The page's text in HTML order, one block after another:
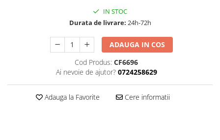
IN STOC
Durata de livrare: 24h-72h
ADAUGA IN COS
Cod Produs: CF6696
Ai nevoie de ajutor? 0724258629
Adauga la Favorite Cere informatii